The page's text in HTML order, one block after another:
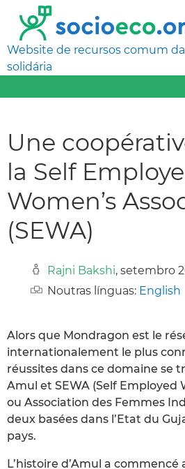
Website de recursos comum
solidária
Une
la Self
Women’s
(SEWA)
Rajni Bakshi, setembro
Noutras línguas: English
Alors que Mondragon est le
internationalement le plus
réussites dans ce domaine se
Amul et SEWA (Self Employed
ou Association des Femmes
deux basées dans l’Etat du
pays.
L’histoire d’Amul a